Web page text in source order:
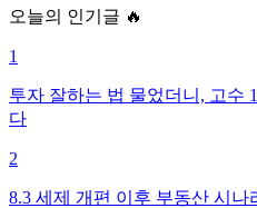
오늘의 인기글 🔥
1
투자 잘하는 법 물었더니, 고수
다
2
8.3 세제 개편 이후 부동산 시나